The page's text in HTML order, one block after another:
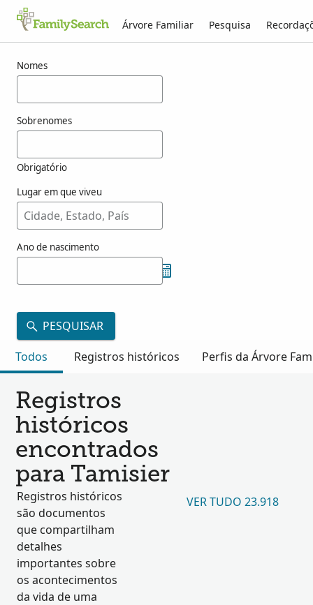
Árvore Familiar Pesquisa
Nomes
Sobrenomes
Obrigatório
Lugar em que viveu
Ano de nascimento
PESQUISAR
Todos
Registros históricos Perfis da Árvore
Registros
históricos
encontrados
para Tamisier
Registros históricos
são documentos
que compartilham
detalhes
importantes sobre
os acontecimentos
da vida de uma
VER TUDO 23.918